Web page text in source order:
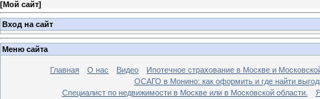
[Мой сайт]
Вход на сайт
Меню сайта
Главная О нас Видео
Ипотечное страхование в Москве и
ОСАГО в Монино: как оформить и где найти
Специалист по недвижимости в Москве или в Московской области.